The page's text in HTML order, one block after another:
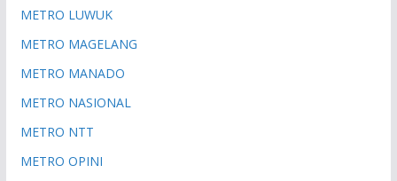
METRO LUWUK
METRO MAGELANG
METRO MANADO
METRO NASIONAL
METRO NTT
METRO OPINI